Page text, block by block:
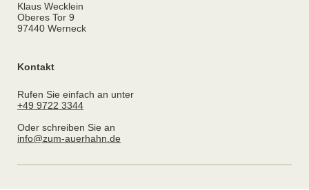
Klaus Wecklein
Oberes Tor 9
97440 Werneck
Kontakt
Rufen Sie einfach an unter
+49 9722 3344
Oder schreiben Sie an
info@zum-auerhahn.de